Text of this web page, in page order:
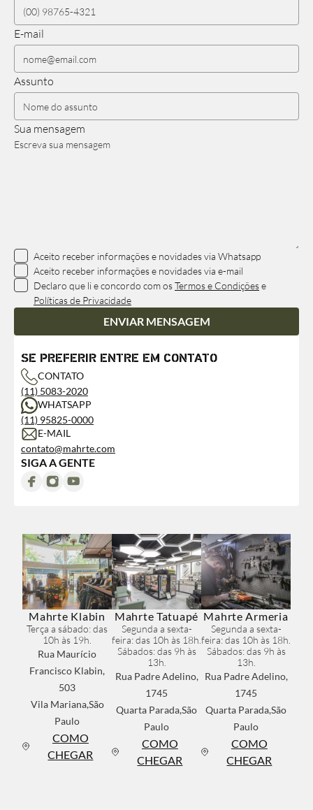
E-mail
Assunto
Sua mensagem
Aceito receber informações e novidades via Whatsapp
Aceito receber informações e novidades via e-mail
Declaro que li e concordo com osTermos e Condiçõese
Políticas de Privacidade
ENVIAR MENSAGEM
SE PREFERIR ENTRE EM CONTATO
CONTATO
(11) 5083-2020
WHATSAPP
(11) 95825-0000
E-MAIL
contato@mahrte.com
SIGA A GENTE
Mahrte Klabin
Terça a sábado: das
10h às 19h.
Rua Maurício
Francisco Klabin,
503
Vila Mariana,São
Paulo
COMO
CHEGAR
Mahrte Tatuapé
Segunda a sexta-
feira: das 10h às 18h.
Sábados: das 9h às
13h.
Rua Padre Adelino,
1745
Quarta Parada,São
Paulo
COMO
CHEGAR
Mahrte Armeria
Segunda a sexta-
feira: das 10h às 18h.
Sábados: das 9h às
13h.
Rua Padre Adelino,
1745
Quarta Parada,São
Paulo
COMO
CHEGAR